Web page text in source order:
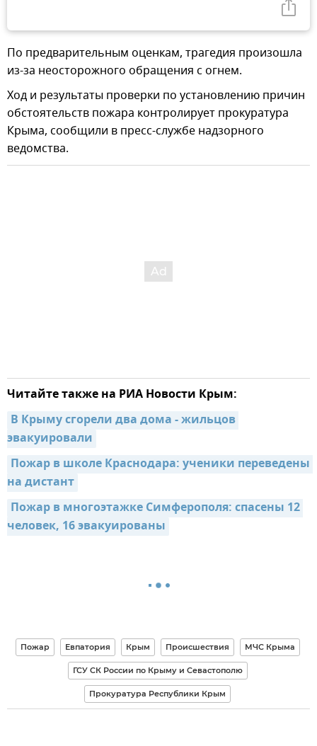
По предварительным оценкам, трагедия произошла
из-за неосторожного обращения с огнем.
Ход и результаты проверки по установлению причин
обстоятельств пожара контролирует прокуратура
Крыма, сообщили в пресс-службе надзорного
ведомства.
Читайте также на РИА Новости Крым:
В Крыму сгорели два дома - жильцов
эвакуировали
Пожар в школе Краснодара: ученики переведены
на дистант
Пожар в многоэтажке Симферополя: спасены 12
человек, 16 эвакуированы
Пожар Евпатория Крым Происшествия МЧС Крыма
ГСУ СК России по Крыму и Севастополю
Прокуратура Республики Крым